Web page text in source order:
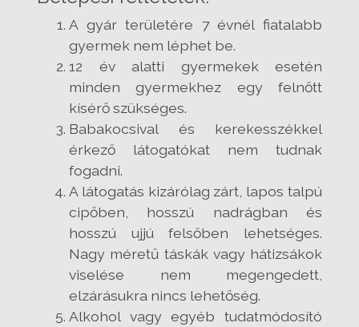
A gyár területére 7 évnél fiatalabb
gyermek nem léphet be.
12 év alatti gyermekek esetén
minden gyermekhez egy felnőtt
kísérő szükséges.
Babakocsival és kerekesszékkel
érkező látogatókat nem tudnak
fogadni.
A látogatás kizárólag zárt, lapos talpú
cipőben, hosszú nadrágban és
hosszú ujjú felsőben lehetséges.
Nagy méretű táskák vagy hátizsákok
viselése nem megengedett,
elzárásukra nincs lehetőség.
Alkohol vagy egyéb tudatmódosító